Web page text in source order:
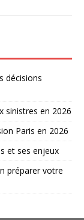
décisions
sinistres en 2026
Paris en 2026
et ses enjeux
préparer votre